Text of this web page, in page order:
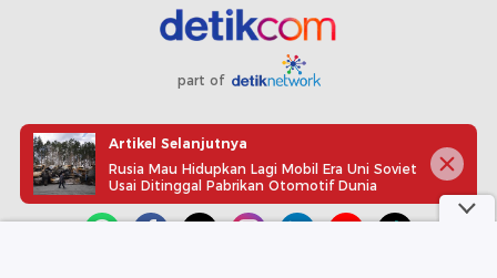
part of
Redaksi Pedoman Media Siber Karir
Kotak Pos
Info Iklan
Privacy Policy Disclaimer
Artikel Selanjutnya
Rusia Mau Hidupkan Lagi Mobil Era Uni Soviet
Usai Ditinggal Pabrikan Otomotif Dunia